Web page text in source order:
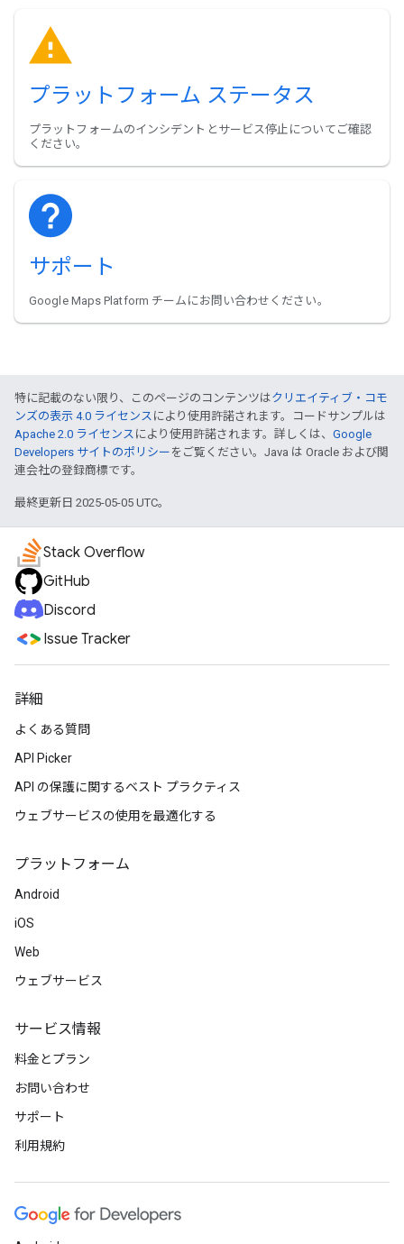
プラットフォーム ステータス
プラットフォームのインシデントとサービス停止についてご確認
ください。
サポート
Google Maps Platform チームにお問い合わせください。
特に記載のない限り、このページのコンテンツはクリエイティブ・コモ
ンズの表示 4.0 ライセンス により使用許諾されます。コードサンプルは
Apache 2.0 ライセンス により使用許諾されます。詳しくは、 Google
Developers サイトのポリシー をご覧ください。Java は Oracle および関
連会社の登録商標です。
最終更新日 2025-05-05 UTC。
Stack Overflow
GitHub
Discord
Issue Tracker
詳細
よくある質問
API Picker
API の保護に関するベスト プラクティス
ウェブサービスの使用を最適化する
プラットフォーム
Android
iOS
Web
ウェブサービス
サービス情報
料金とプラン
お問い合わせ
サポート
利用規約